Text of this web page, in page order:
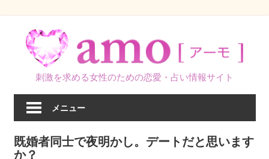
刺激を求める女性のための恋愛・占い情報サイト
メニュー
既婚者同士で夜明かし。デートだと思います
か？